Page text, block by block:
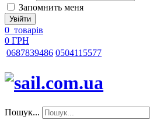
Запомнить меня
0 товарів
0 ГРН
0687839486 0504115577
Пошук...